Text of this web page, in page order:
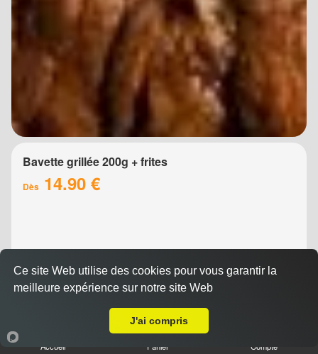
Bavette grillée 200g + frites
Dès 14.90 €
Accueil Panier Compte
Ce site Web utilise des cookies pour vous garantir la
meilleure expérience sur notre site Web
J'ai compris